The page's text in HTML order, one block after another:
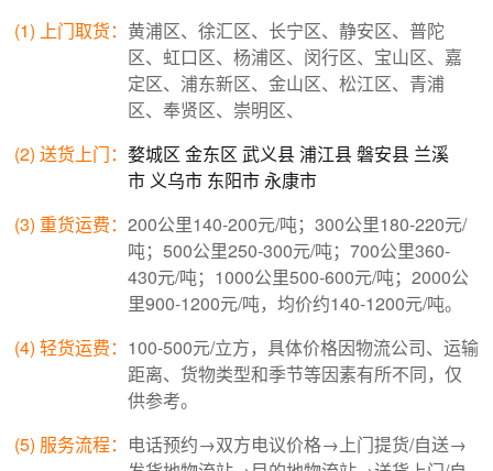
(1) 上门取货： 黄浦区、徐汇区、长宁区、静安区、普陀
区、虹口区、杨浦区、闵行区、宝山区、嘉
定区、浦东新区、金山区、松江区、青浦
区、奉贤区、崇明区、
(2) 送货上门： 婺城区 金东区 武义县浦江县磐安县 兰溪
市 义乌市 东阳市永康市
(3) 重货运费： 200公里140-200元/吨；300公里180-220元/
吨；500公里250-300元/吨；700公里360-
430元/吨；1000公里500-600元/吨；2000公
里900-1200元/吨，均价约140-1200元/吨。
(4) 轻货运费： 100-500元/立方，具体价格因物流公司、运输
距离、货物类型和季节等因素有所不同，仅
供参考。
(5) 服务流程： 电话预约→双方电议价格→上门提货/自送→